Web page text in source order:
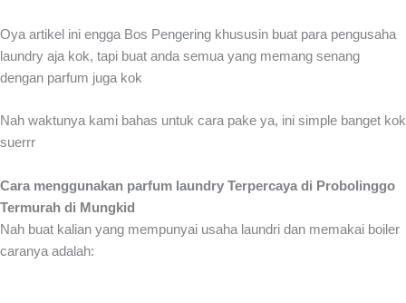
Oya artikel ini engga Bos Pengering khususin buat para pengusaha
laundry aja kok, tapi buat anda semua yang memang senang
dengan parfum juga kok
Nah waktunya kami bahas untuk cara pake ya, ini simple banget kok
suerrr
Cara menggunakan parfum laundry Terpercaya di Probolinggo
Termurah di Mungkid
Nah buat kalian yang mempunyai usaha laundri dan memakai boiler
caranya adalah: